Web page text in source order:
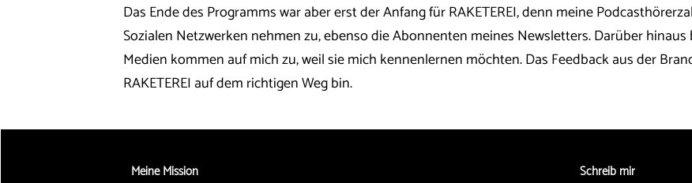
Das Ende des Programms war aber erst der Anfang für RAKETEREI, denn meine
Sozialen Netzwerken nehmen zu, ebenso die Abonnenten meines Newsletters. Darüber
Medien kommen auf mich zu, weil sie mich kennenlernen möchten. Das Feedback aus der
RAKETEREI auf dem richtigen Weg bin.
Meine Mission Schreib mir